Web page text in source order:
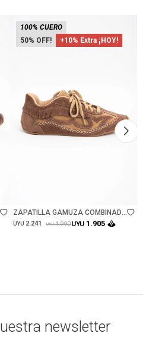
50 +10% Extra ¡HOY!
100% CUERO
ZAPATILLA GAMUZA COMBINADA
C FLECOS - CAMEL
UYU 2.241 UYU 4.990UYU 1.905
newsletter